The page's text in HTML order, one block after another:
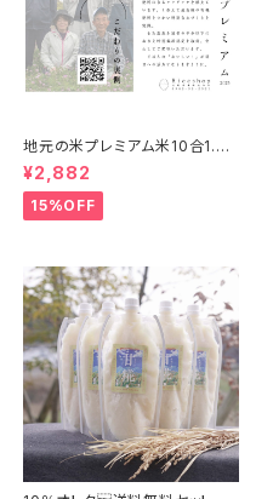
地元の米プレミアム米10合1.5k
g×２
¥2,882
15%OFF